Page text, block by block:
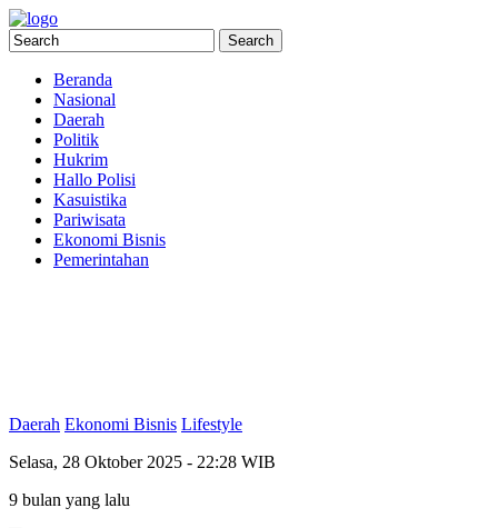
Beranda
Nasional
Daerah
Politik
Hukrim
Hallo Polisi
Kasuistika
Pariwisata
Ekonomi Bisnis
Pemerintahan
Daerah Ekonomi Bisnis Lifestyle
Selasa, 28 Oktober 2025 - 22:28 WIB
9 bulan yang lalu